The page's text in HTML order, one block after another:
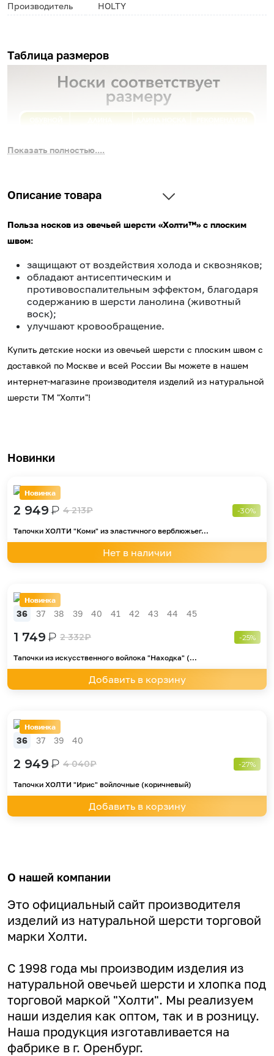
Производитель HOLTY
Таблица размеров
Показать полностью....
Описание товара
Польза носков из овечьей шерсти «Холти™» с плоским
швом:
защищают от воздействия холода и сквозняков;
обладают антисептическим и
противовоспалительным эффектом, благодаря
содержанию в шерсти ланолина (животный
воск);
улучшают кровообращение.
Купить детские носки из овечьей шерсти с плоским швом с
доставкой по Москве и всей России Вы можете в нашем
интернет-магазине производителя изделий из натуральной
шерсти ТМ "Холти"!
Новинки
Новинка
2 949₽ 4 213₽ -30%
Тапочки ХОЛТИ "Коми" из эластичного верблюжьег...
Нет в наличии
Новинка
36 37 38 39 40 41 42 43 44 45
1 749₽ 2 332₽ -25%
Тапочки из искусственного войлока "Находка" (...
Добавить в корзину
Новинка
36 37 39 40
2 949₽ 4 040₽ -27%
Тапочки ХОЛТИ "Ирис" войлочные (коричневый)
Добавить в корзину
О нашей компании
Это официальный сайт производителя
изделий из натуральной шерсти торговой
марки Холти.
С 1998 года мы производим изделия из
натуральной овечьей шерсти и хлопка под
торговой маркой "Холти". Мы реализуем
наши изделия как оптом, так и в розницу.
Наша продукция изготавливается на
фабрике в г. Оренбург.